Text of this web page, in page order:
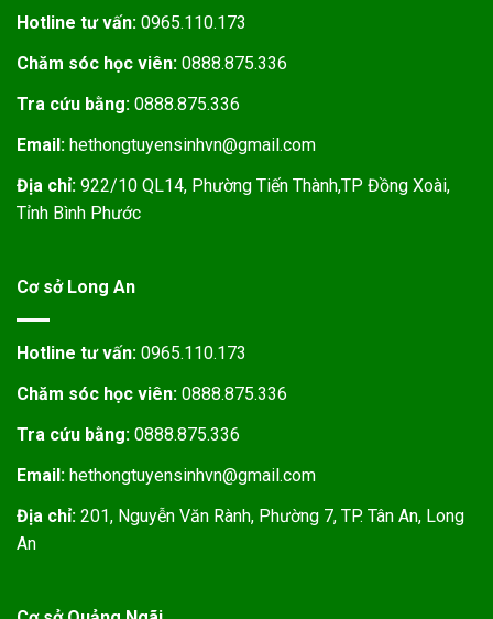
Hotline tư vấn: 0965.110.173
Chăm sóc học viên: 0888.875.336
Tra cứu bằng: 0888.875.336
Email: hethongtuyensinhvn@gmail.com
Địa chỉ: 922/10 QL14, Phường Tiến Thành,TP Đồng Xoài,
Tỉnh Bình Phước
Cơ sở Long An
Hotline tư vấn: 0965.110.173
Chăm sóc học viên: 0888.875.336
Tra cứu bằng: 0888.875.336
Email: hethongtuyensinhvn@gmail.com
Địa chỉ: 201, Nguyễn Văn Rành, Phường 7, TP. Tân An, Long
An